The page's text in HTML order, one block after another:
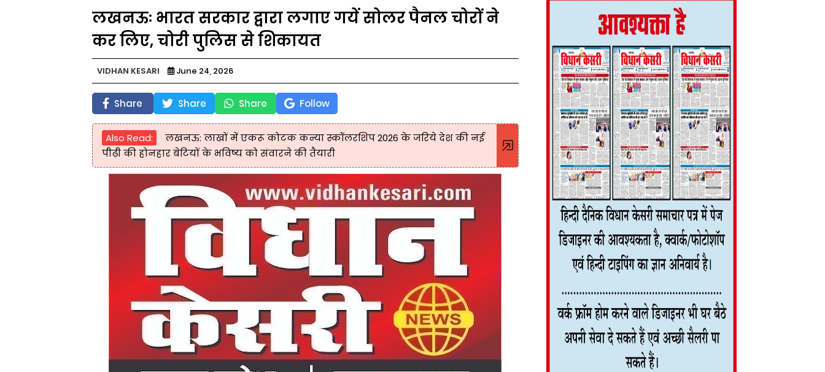
लखनऊः भारत सरकार द्वारा लगाए गयें सोलर पैनल चोरों ने
कर लिए, चोरी पुलिस से शिकायत
VIDHAN KESARI June 24, 2026
Share Share Share Follow
Also Read:
लखनऊ: लाखों में एकरू कोटक कन्या स्कॉलरशिप 2026 के जरिये देश की नई
पीढ़ी की होनहार बेटियों के भविष्य को संवारने की तैयारी